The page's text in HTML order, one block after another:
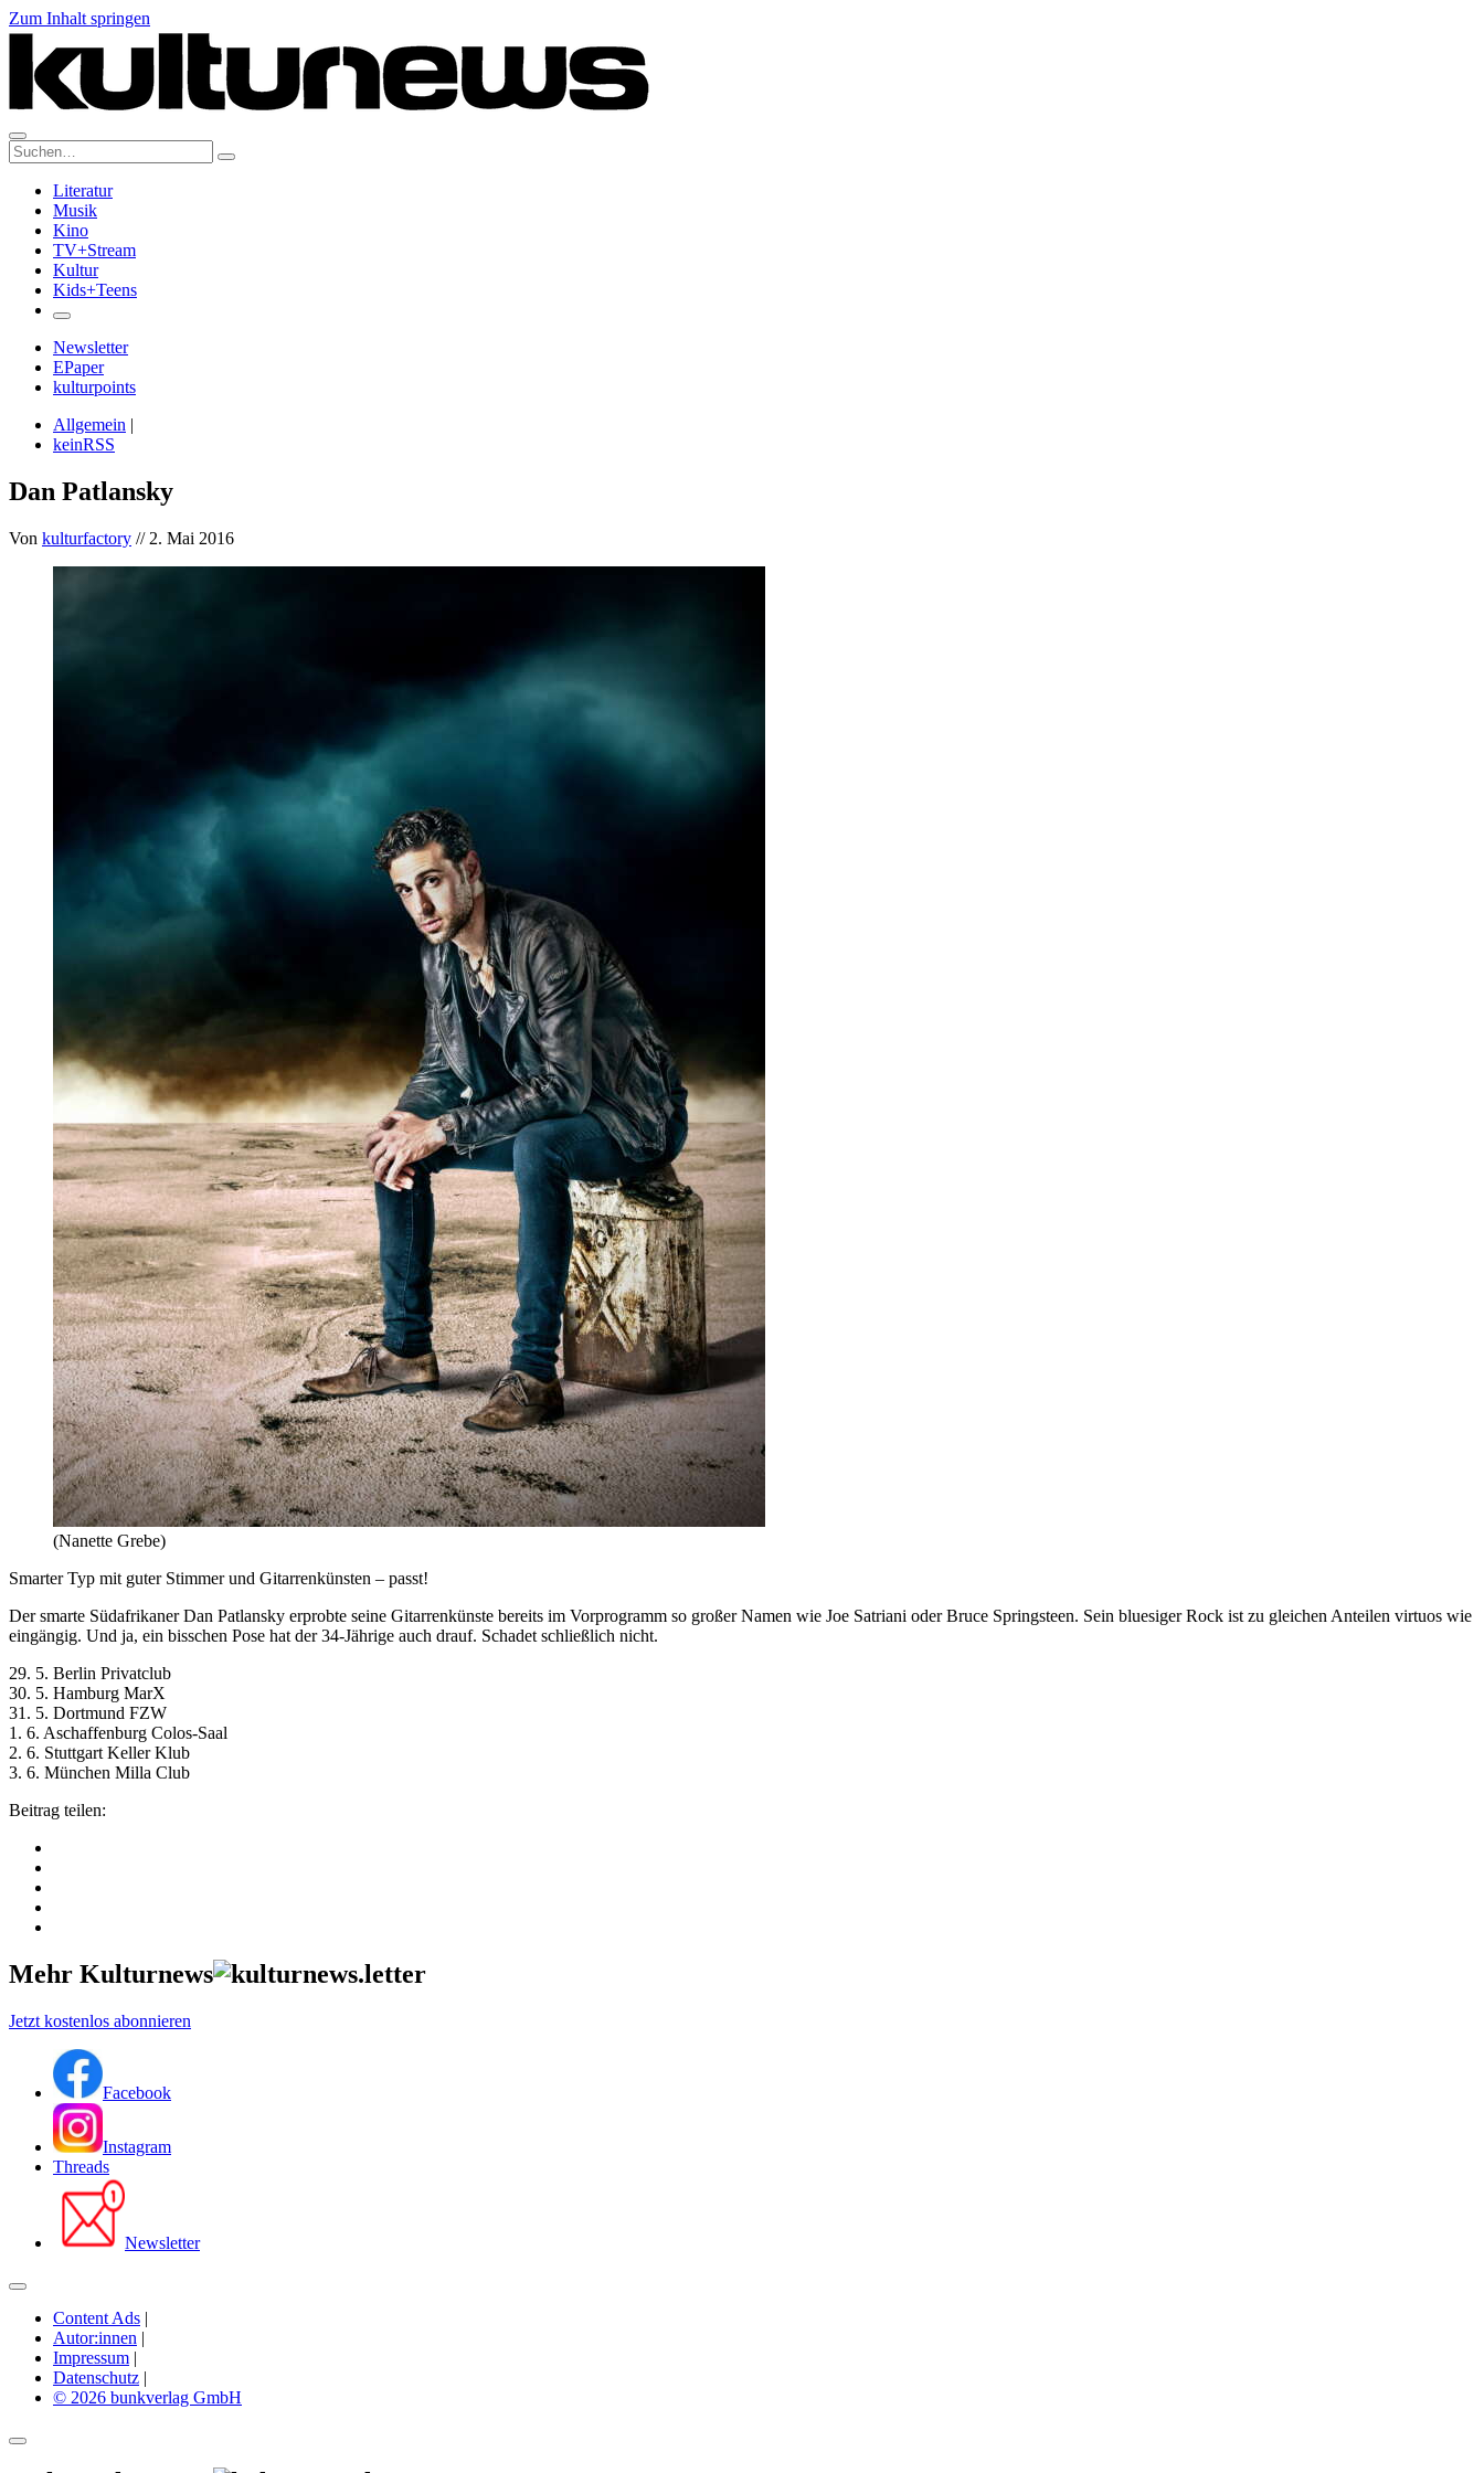
Zum Inhalt springen
Suche:
Literatur
Musik
Kino
TV+Stream
Kultur
Kids+Teens
Newsletter
EPaper
kulturpoints
Allgemein |
keinRSS
Dan Patlansky
Von kulturfactory // 2. Mai 2016
(Nanette Grebe)
Smarter Typ mit guter Stimmer und Gitarrenkünsten – passt!
Der smarte Südafrikaner Dan Patlansky erprobte seine Gitarrenkünste bereits im Vorprogramm so großer Namen wie Joe Satriani oder Bruce Springsteen. Sein bluesiger Rock ist zu gleichen Anteilen virtuos wie
eingängig. Und ja, ein bisschen Pose hat der 34-Jährige auch drauf. Schadet schließlich nicht.
29. 5. Berlin Privatclub
30. 5. Hamburg MarX
31. 5. Dortmund FZW
1. 6. Aschaffenburg Colos-Saal
2. 6. Stuttgart Keller Klub
3. 6. München Milla Club
Beitrag teilen:
Mehr Kulturnews
Jetzt kostenlos abonnieren
Facebook
Instagram
Threads
Newsletter
Content Ads |
Autor:innen |
Impressum |
Datenschutz |
© 2026 bunkverlag GmbH